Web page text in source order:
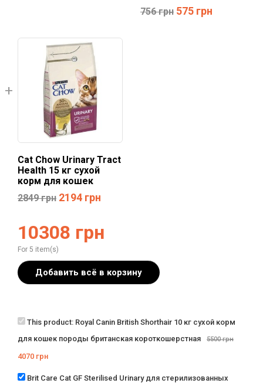
756грн 575 грн
Cat Chow Urinary Tract
Health 15 кг сухой
корм для кошек
2849грн 2194 грн
10308 грн
For 5 item(s)
Добавить всё в корзину
This product: Royal Canin British Shorthair 10 кг сухой корм
для кошек породы британская короткошерстная
5500грн
4070 грн
Brit Care Cat GF Sterilised Urinary для стерилизованных